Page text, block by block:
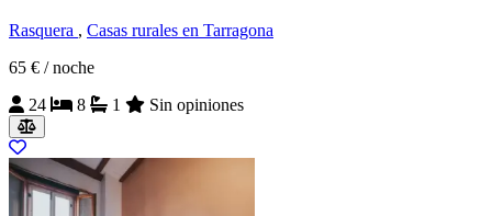
Rasquera , Casas rurales en Tarragona
65 € / noche
24
8 1 Sin opiniones